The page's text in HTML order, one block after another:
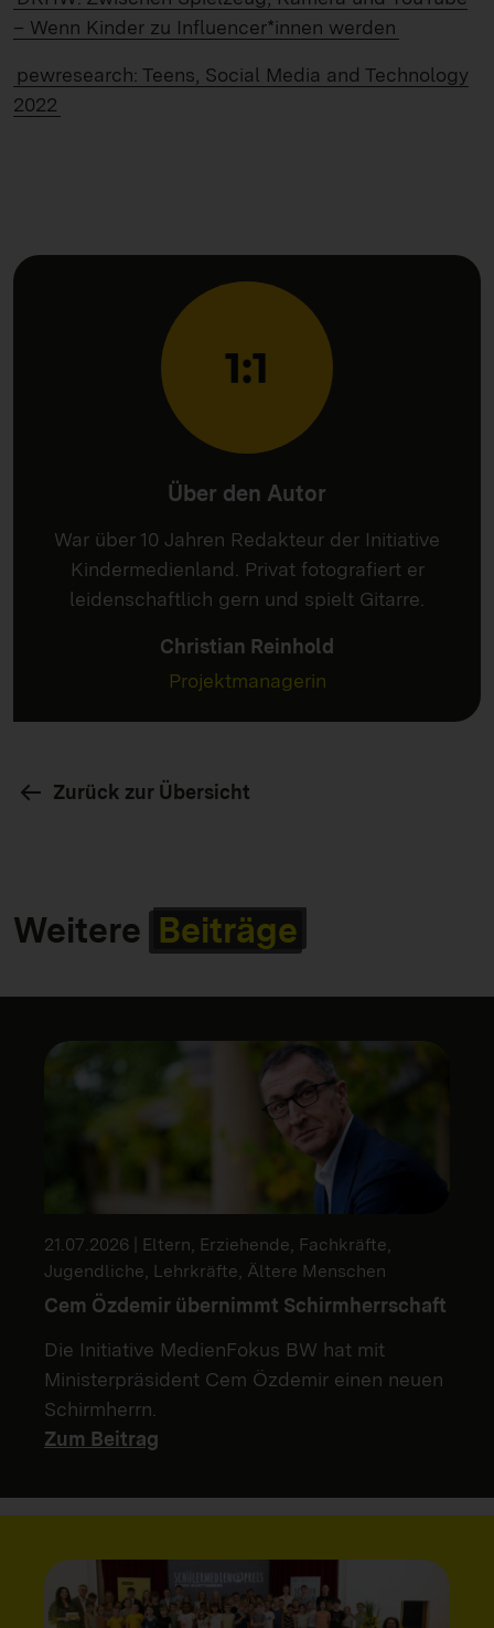
– Wenn Kinder zu Influencer*innen werden
pewresearch: Teens, Social Media and Technology
2022
Über den Autor
War über 10 Jahren Redakteur der Initiative
Kindermedienland. Privat fotografiert er
leidenschaftlich gern und spielt Gitarre.
Christian Reinhold
Projektmanagerin
Zurück zur Übersicht
Weitere Beiträge
21.07.2026 | Eltern, Erziehende, Fachkräfte,
Jugendliche, Lehrkräfte, Ältere Menschen
Cem Özdemir übernimmt Schirmherrschaft
Die Initiative MedienFokus BW hat mit
Ministerpräsident Cem Özdemir einen neuen
Schirmherrn.
Zum Beitrag